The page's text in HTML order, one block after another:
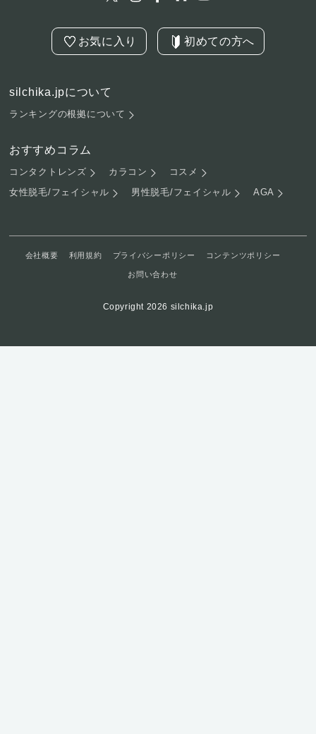
お気に入り 初めての方へ
silchika.jpについて
ランキングの根拠について
おすすめコラム
コンタクトレンズ カラコン
コスメ
女性脱毛/フェイシャル
男性脱毛/フェイシャル AGA
会社概要 利用規約 プライバシーポリシー コンテンツポリシー
お問い合わせ
Copyright 2026 silchika.jp